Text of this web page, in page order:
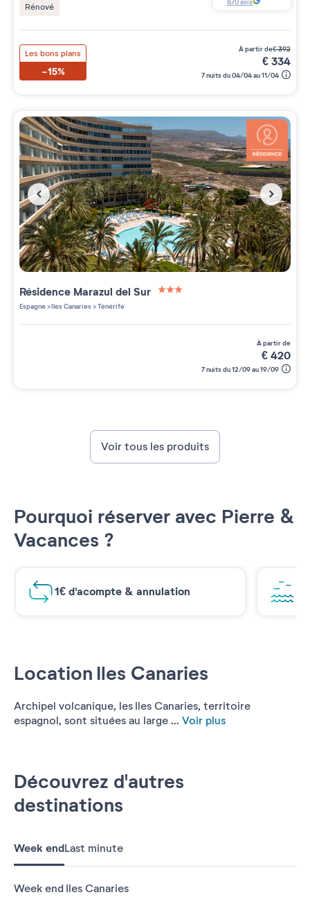
Location Iles Canaries
Archipel volcanique, les Iles Canaries, territoire
espagnol, sont situées au large ... Voir plus
Rénové
Les bons plans
-15%
à partir de€392
€334
7 nuits du 04/04 au 11/04
Résidence Marazul del Sur
Espagne>Iles Canaries>Ténérife
à partir de
€420
7 nuits du 12/09 au 19/09
Voir tous les produits
Pourquoi réserver avec Pierre &
Vacances ?
1€ d'acompte & annulation
Découvrez d'autres
destinations
Week endLast minute
Week end Iles Canaries